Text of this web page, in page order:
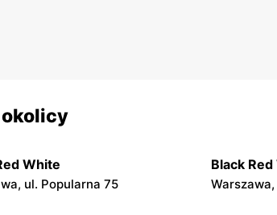
okolicy
White
ul. Popularna 75
Black